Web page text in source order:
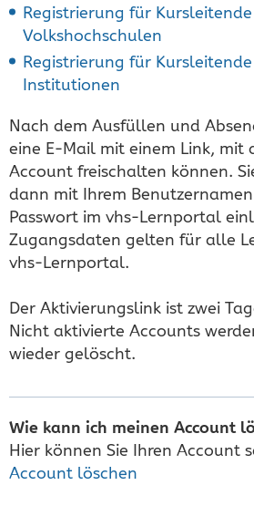
Registrierung für
Volkshochschulen
Registrierung für
Institutionen
Nach dem Ausfüllen und
eine E-Mail mit einem Link, mit
Account freischalten können.
dann mit Ihrem
Passwort im vhs-Lernportal
Zugangsdaten gelten für alle
vhs-Lernportal.
Der Aktivierungslink ist zwei
Nicht aktivierte Accounts
wieder gelöscht.
Wie kann ich meinen Account
Hier können Sie Ihren Account
Account löschen